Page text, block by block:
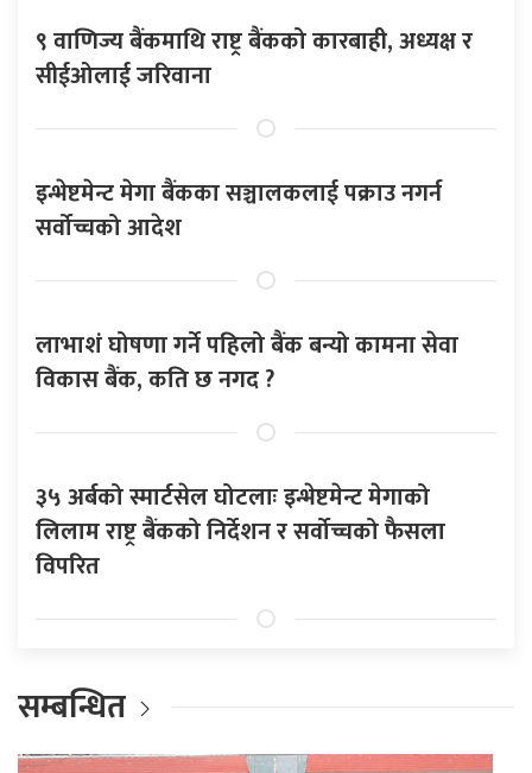
९ वाणिज्य बैंकमाथि राष्ट्र बैंकको कारबाही, अध्यक्ष र
सीईओलाई जरिवाना
इन्भेष्टमेन्ट मेगा बैंकका सञ्चालकलाई पक्राउ नगर्न
सर्वोच्चको आदेश
लाभाशं घोषणा गर्ने पहिलो बैंक बन्यो कामना सेवा
विकास बैंक, कति छ नगद ?
३५ अर्बको स्मार्टसेल घोटलाः इन्भेष्टमेन्ट मेगाको
लिलाम राष्ट्र बैंकको निर्देशन र सर्वोच्चको फैसला
विपरित
सम्बन्धित